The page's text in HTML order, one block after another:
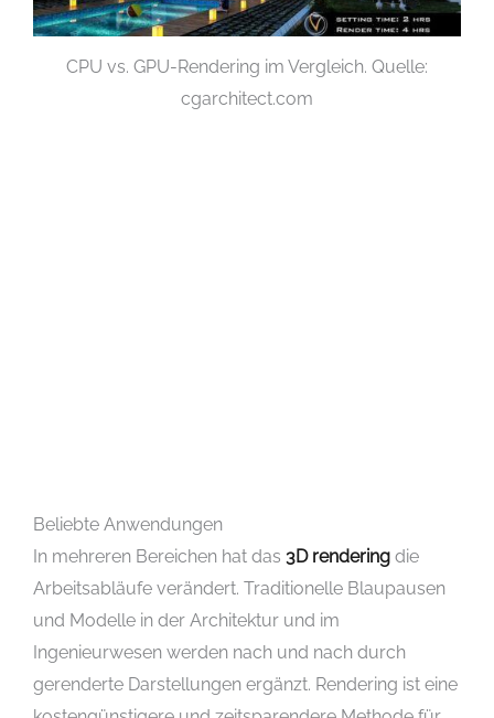
CPU vs. GPU-Rendering im Vergleich. Quelle:
cgarchitect.com
Beliebte Anwendungen
In mehreren Bereichen hat das 3D rendering die
Arbeitsabläufe verändert. Traditionelle Blaupausen
und Modelle in der Architektur und im
Ingenieurwesen werden nach und nach durch
gerenderte Darstellungen ergänzt. Rendering ist eine